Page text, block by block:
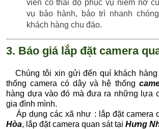
viên có thái độ phục vụ niềm nở
vụ bảo hành, bảo trì nhanh
khách hàng chu đáo.
3. Báo giá lắp đặt camera
Chúng tôi xin gửi đến quí khách
thống camera có dây và hệ thống
hàng dựa vào đó mà đưa ra những lựa
gia đình mình.
Áp dụng các xã như : lắp đặt camera
Hòa, lắp đặt camera quan sát tạiHưng